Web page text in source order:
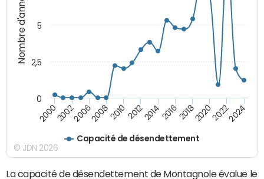
Nombre d'années
Capacité de désendettement
20002002200620082010 2012201420162018202020222024
0
2,5
5
© JDN 2026
La capacité de désendettement de Montagnole évalue le